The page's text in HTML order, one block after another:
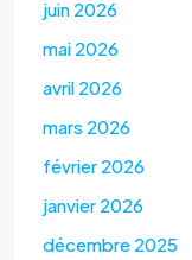
juin 2026
mai 2026
avril 2026
mars 2026
février 2026
janvier 2026
décembre 2025